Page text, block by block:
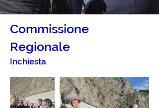
Commissione
Regionale
Inchiesta